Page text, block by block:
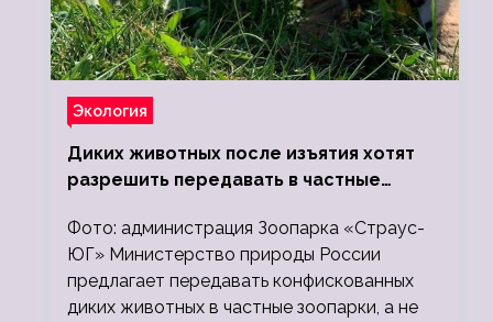
Экология
Диких животных после изъятия хотят
разрешить передавать в частные
Фото: администрация Зоопарка «Страус-
ЮГ» Министерство природы России
предлагает передавать конфискованных
диких животных в частные зоопарки, а не